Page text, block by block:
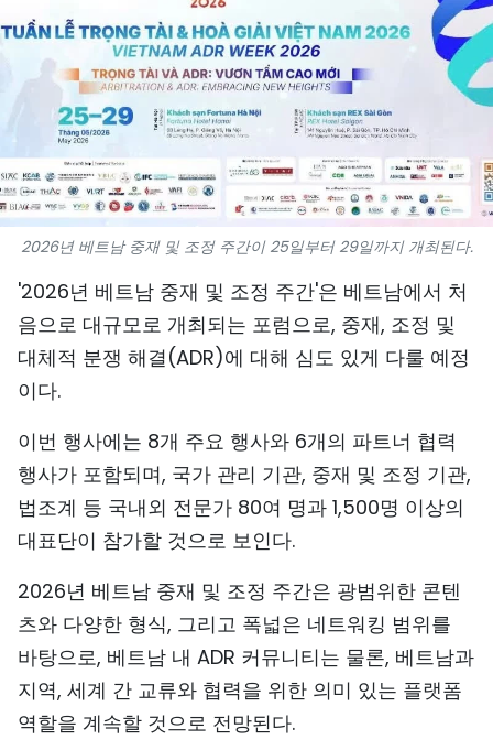
스포츠
과학기술
여행
세계
사진
비디오
인포그래픽
회사 소개
TIẾNG VIỆT
中文
FRANÇAIS
РУССКИЙ
2026년 베트남 중재 및 조정 주간이 25일부터 29일까지 개최된다.
'2026년 베트남 중재 및 조정 주간'은 베트남에서 처
음으로 대규모로 개최되는 포럼으로, 중재, 조정 및
대체적 분쟁 해결(ADR)에 대해 심도 있게 다룰 예정
이다.
이번 행사에는 8개 주요 행사와 6개의 파트너 협력
행사가 포함되며, 국가 관리 기관, 중재 및 조정 기관,
법조계 등 국내외 전문가 80여 명과 1,500명 이상의
대표단이 참가할 것으로 보인다.
2026년 베트남 중재 및 조정 주간은 광범위한 콘텐
츠와 다양한 형식, 그리고 폭넓은 네트워킹 범위를
바탕으로, 베트남 내 ADR 커뮤니티는 물론, 베트남과
지역, 세계 간 교류와 협력을 위한 의미 있는 플랫폼
역할을 계속할 것으로 전망된다.